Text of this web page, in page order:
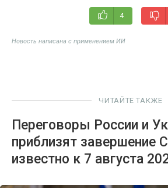
4
Новость написана с применением ИИ
ЧИТАЙТЕ ТАКЖЕ
Переговоры России и
приблизят завершение
известно к 7 августа